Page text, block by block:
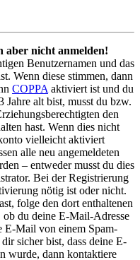
aber nicht anmelden!
Benutzernamen und das
Wenn diese stimmen, dann
COPPA aktiviert ist und du
Jahre alt bist, musst du bzw.
den
hast. Wenn dies nicht
vielleicht aktiviert
alle neu angemeldeten
– entweder musst du dies
Bei der Registrierung
nötig ist oder nicht.
folge den dort enthaltenen
du deine E-Mail-Adresse
E-Mail von einem Spam-
sicher bist, dass deine E-
wurde, dann kontaktiere